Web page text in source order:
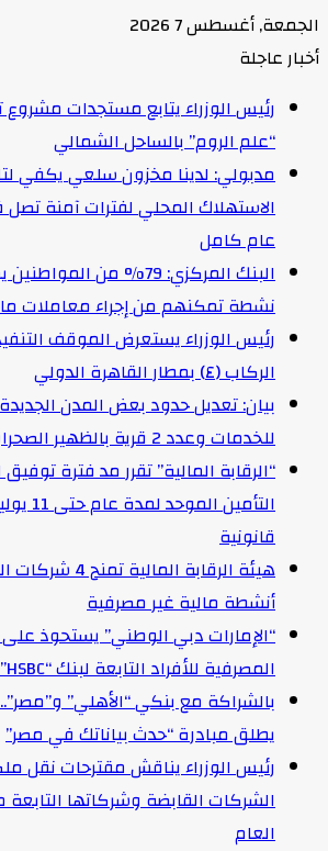
الجمعة, أغسطس 7 2026
أخبار عاجلة
رئيس الوزراء يتابع مستجدات
“علم الروم” بالساحل الشمالي
مدبولي: لدينا مخزون سلعي يكفي
الاستهلاك المحلي لفترات آمنة
عام كامل
البنك المركزي: 79% من
نشطة تمكنهم من إجراء معاملات
رئيس الوزراء يستعرض الموقف
الركاب (٤) بمطار القاهرة الدولي
بيان: تعديل حدود بعض المدن
للخدمات وعدد 2 قرية بالظهير الصحراوي
“الرقابة المالية” تقرر مد فترة
قانونية
هيئة الرقابة
أنشطة مالية غير مصرفية
“الإمارات دبي الوطني” يستحوذ
المصرفية للأفراد التابعة لبنك “HSBC” مصر
بالشراكة مع بنكي “الأهلي”
يطلق مبادرة “حدث بياناتك في مصر”
رئيس الوزراء يناقش مقترحات نقل
الشركات القابضة وشركاتها
العام